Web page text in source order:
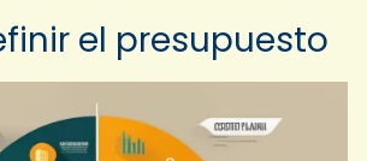
el presupuesto